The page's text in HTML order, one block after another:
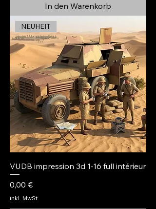
In den Warenkorb
NEUHEIT
VUDB impression 3d 1-16 full intérieur
Preis
0,00 €
inkl. MwSt.